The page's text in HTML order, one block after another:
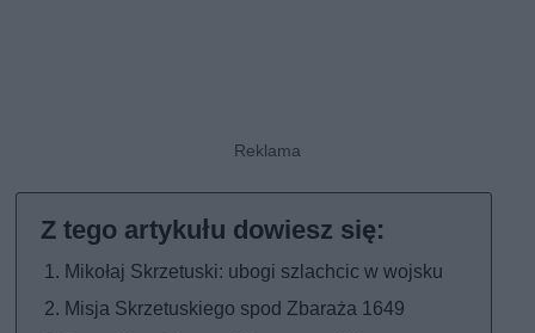
Mikołaj Skrzetuski: ubogi szlachcic w wojsku
Misja Skrzetuskiego spod Zbaraża 1649